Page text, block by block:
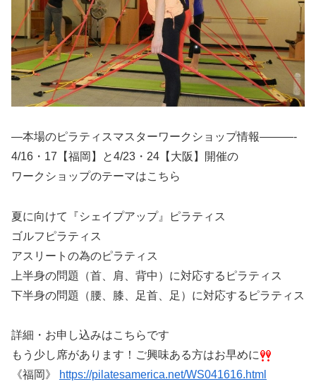
—本場のピラティスマスターワークショップ情報———-
4/16・17【福岡】と4/23・24【大阪】開催の
ワークショップのテーマはこちら
夏に向けて『シェイプアップ』ピラティス
ゴルフピラティス
アスリートの為のピラティス
上半身の問題（首、肩、背中）に対応するピラティス
下半身の問題（腰、膝、足首、足）に対応するピラティス
詳細・お申し込みはこちらです
もう少し席があります！ご興味ある方はお早めに
《福岡》
https://pilatesamerica.net/WS041616.html